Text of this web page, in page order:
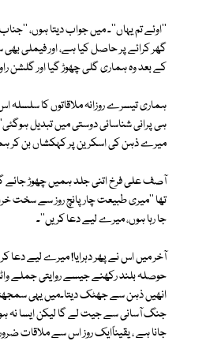
''اوئے تم یہاں''۔ میں جواب دیتا ہوں،
گھر کرائے پر حاصل کیا ہے، اور فیملی
کے بعد وہ ہماری گلی چھوڑ گیا اور گلشن
ہماری تیسرے روزانہ ملاقاتوں کا سلسلہ
ہی پرانی شناسائی دوستی میں تبدیل
میرے ذہن کی اسکرین پر کہکشاں بن کر
تھا ''میری طبیعت چار پانچ روز سے سخت
جا رہا ہوں، میرے لیے دعا کریں''۔
آخر میں اس نے پھر دہرایا! میرے لیے دعا
حوصلہ بلند رکھنے جیسے روایتی جملے
انھیں ذہن سے جھٹک دیتا۔میں یہی
جنگ آسانی سے جیت لے گا لیکن ایسا نہ
جانا ہے ، یقیناًایک روز اس سے ملاقات